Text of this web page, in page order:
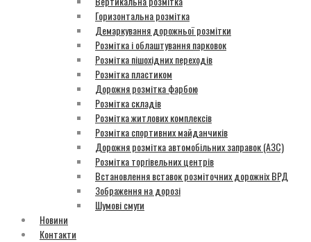
Горизонтальна розмітка
Демаркування дорожньої розмітки
Розмітка і облаштування парковок
Розмітка пішохідних переходів
Розмітка пластиком
Дорожня розмітка фарбою
Розмітка складів
Розмітка житлових комплексів
Розмітка спортивних майданчиків
Дорожня розмітка автомобільних заправок (АЗС)
Розмітка торгівельних центрів
Встановлення вставок розміточних дорожніх ВРД
Зображення на дорозі
Шумові смуги
Новини
Контакти